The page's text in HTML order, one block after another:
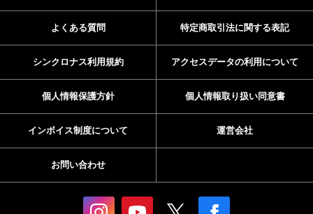
よくある質問 特定商取引法に関する表記
シンクロナス利用規約 アクセスデータの利用について
個人情報保護方針 個人情報取り扱い同意書
インボイス制度について 運営会社
お問い合わせ